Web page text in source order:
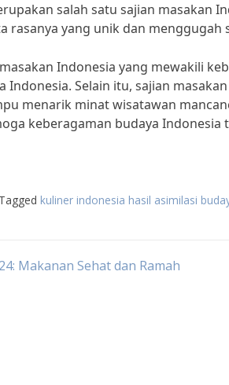
salah satu sajian masakan
rasanya yang unik dan menggugah
Indonesia yang mewakili
Indonesia. Selain itu, sajian
menarik minat wisatawan
keberagaman budaya
Tagged kuliner indonesia hasil asimilasi
Makanan Sehat dan Ramah